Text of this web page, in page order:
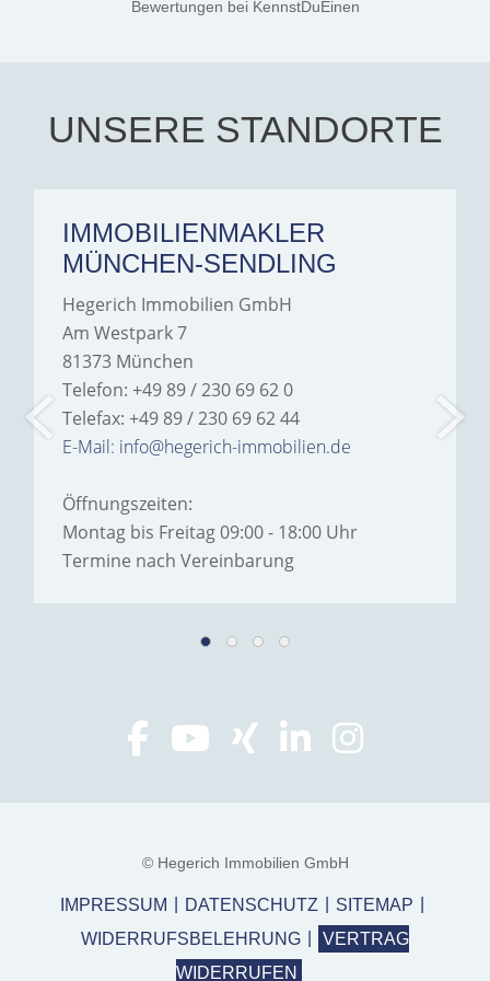
exceptionally professional,
Hegerich Immobilien to
anyone looking for a home.
Bewertungen bei KennstDuEinen
UNSERE STANDORTE
IMMOBILIENMAKLER
MÜNCHEN-SENDLING
Hegerich Immobilien GmbH
Am Westpark 7
81373 München
Telefon: +49 89 / 230 69 62 0
Telefax: +49 89 / 230 69 62 44
E-Mail: info@hegerich-immobilien.de
Öffnungszeiten:
Montag bis Freitag 09:00 - 18:00 Uhr
Termine nach Vereinbarung
© Hegerich Immobilien GmbH
IMPRESSUM DATENSCHUTZ
SITEMAP
WIDERRUFSBELEHRUNG
VERTRAG
WIDERRUFEN